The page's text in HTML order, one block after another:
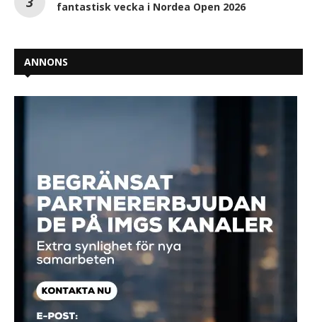
fantastisk vecka i Nordea Open 2026
ANNONS